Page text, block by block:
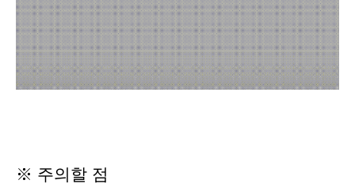
※ 주의할 점